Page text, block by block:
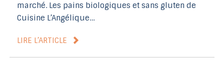
marché. Les pains biologiques et sans gluten de
Cuisine L’Angélique…
LIRE L’ARTICLE